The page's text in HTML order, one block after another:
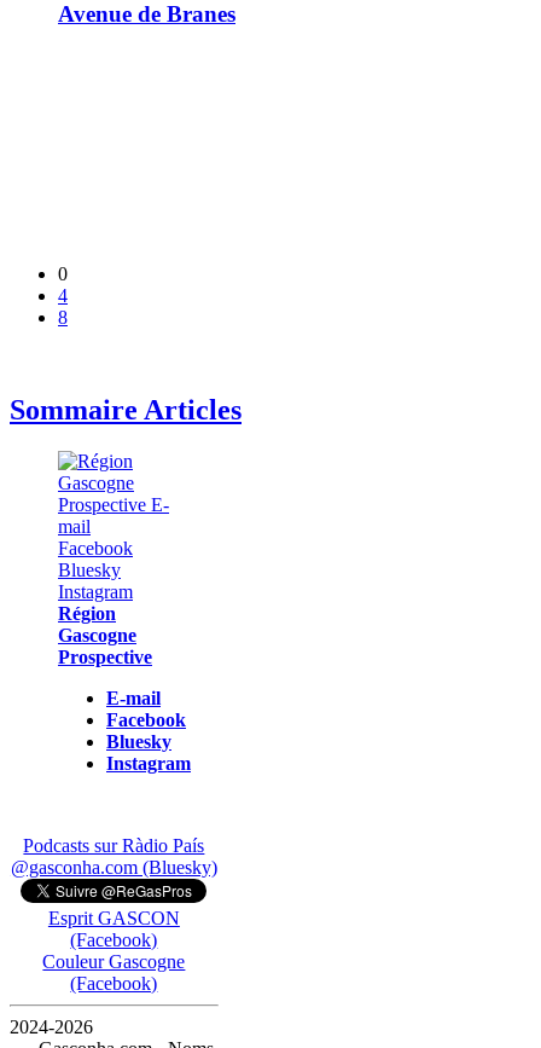
Avenue de Branes
0
4
8
Sommaire Articles
Région
Gascogne
Prospective
E-mail
Facebook
Bluesky
Instagram
Podcasts sur Ràdio País
@gasconha.com (Bluesky)
Esprit GASCON
(Facebook)
Couleur Gascogne
(Facebook)
2024-2026